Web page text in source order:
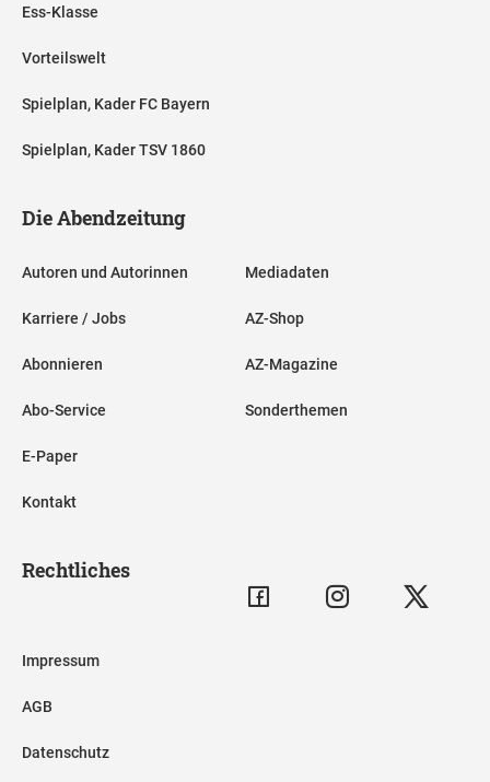
Ess-Klasse
Vorteilswelt
Spielplan, Kader FC Bayern
Spielplan, Kader TSV 1860
Die Abendzeitung
Autoren und Autorinnen
Karriere / Jobs
Abonnieren
Abo-Service
E-Paper
Kontakt
Mediadaten
AZ-Shop
AZ-Magazine
Sonderthemen
Rechtliches
Impressum
AGB
Datenschutz